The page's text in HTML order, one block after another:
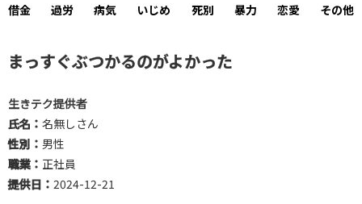
借金 過労 病気 いじめ 死別 暴力 恋愛 その他
まっすぐぶつかるのがよかった
生きテク提供者
氏名： 名無しさん
性別： 男性
職業： 正社員
提供日： 2024-12-21